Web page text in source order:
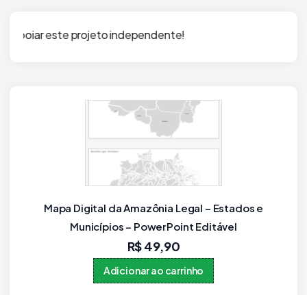
independente!
Município Paraná como objetos editáveis
(IBGE 2021, Novo!)
R$59,90
Adicionar ao carrinho